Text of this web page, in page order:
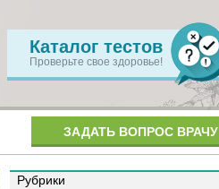
Каталог тестов
Проверьте свое здоровье!
ЗАДАТЬ ВОПРОС ВРАЧУ
Рубрики